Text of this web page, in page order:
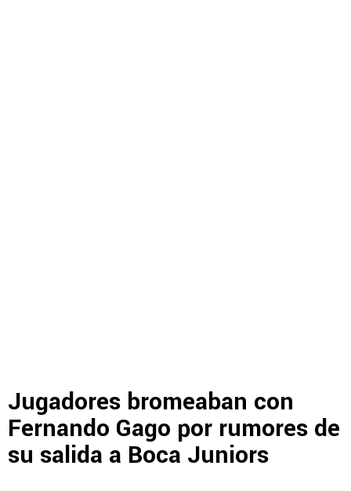
Jugadores bromeaban con
Fernando Gago por rumores de
su salida a Boca Juniors